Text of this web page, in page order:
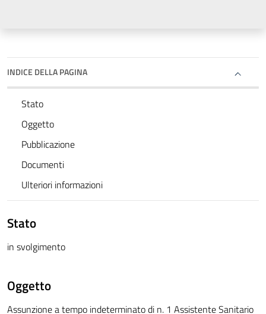
INDICE DELLA PAGINA
Stato
Oggetto
Pubblicazione
Documenti
Ulteriori informazioni
Stato
in svolgimento
Oggetto
Assunzione a tempo indeterminato di n. 1 Assistente Sanitario